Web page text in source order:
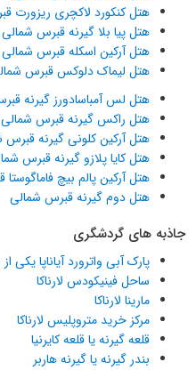
هتل کنکورد لاکچری ریزورت
هتل پیا بلا گیرنه قبرس شمالی
هتل آرکین اسکله قبرس شمالی
هتل لیماک دلوکس قبرس
هتل لس آمباسادورز گیرنه
هتل راکس گیرنه قبرس شمالی
هتل آرکین کلونی گیرنه قبرس
هتل کایا پلازو گیرنه قبرس
هتل آرکین پالم بیچ
هتل دوم گیرنه قبرس شمالی
جاذبه های گردشگری
پارک آبی واترورد آیاناپا یکی
ساحل فینیکودس لارناکا
مارینا لارناکا
مرکز خرید متروپلیس لارناکا
قلعه گیرنه یا قلعه کایرنیا
بندر گیرنه یا گیرنه هاربر